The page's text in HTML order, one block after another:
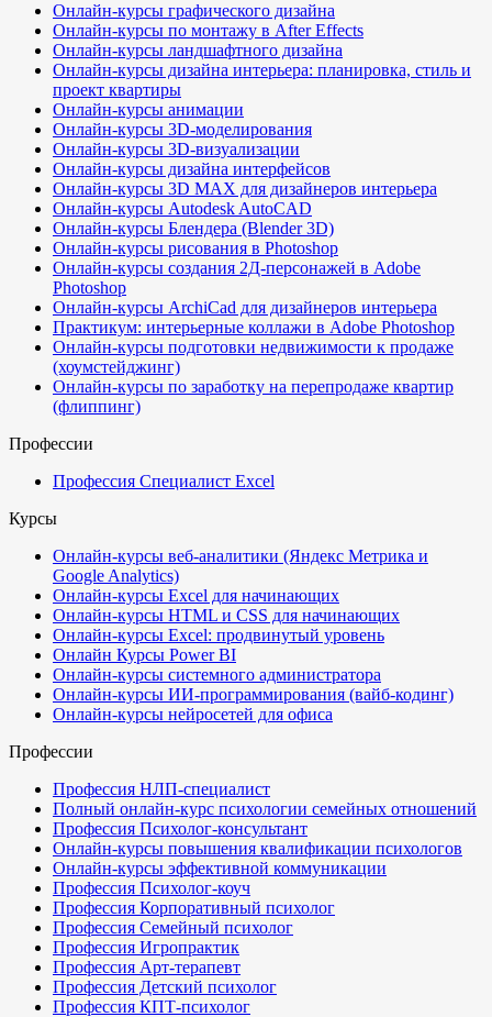
Онлайн-курсы графического дизайна
Онлайн-курсы по монтажу в After Effects
Онлайн-курсы ландшафтного дизайна
Онлайн-курсы дизайна интерьера: планировка, стиль и
проект квартиры
Онлайн-курсы анимации
Онлайн-курсы 3D-моделирования
Онлайн-курсы 3D-визуализации
Онлайн-курсы дизайна интерфейсов
Онлайн-курсы 3D MAX для дизайнеров интерьера
Онлайн-курсы Autodesk AutoCAD
Онлайн-курсы Блендера (Blender 3D)
Онлайн-курсы рисования в Photoshop
Онлайн-курсы создания 2Д-персонажей в Adobe
Photoshop
Онлайн-курсы ArchiCad для дизайнеров интерьера
Практикум: интерьерные коллажи в Adobe Photoshop
Онлайн-курсы подготовки недвижимости к продаже
(хоумстейджинг)
Онлайн-курсы по заработку на перепродаже квартир
(флиппинг)
Профессии
Профессия Специалист Excel
Курсы
Онлайн-курсы веб-аналитики (Яндекс Метрика и
Google Analytics)
Онлайн-курсы Excel для начинающих
Онлайн-курсы HTML и CSS для начинающих
Онлайн-курсы Excel: продвинутый уровень
Онлайн Курсы Power BI
Онлайн-курсы системного администратора
Онлайн-курсы ИИ-программирования (вайб-кодинг)
Онлайн-курсы нейросетей для офиса
Профессии
Профессия НЛП-специалист
Полный онлайн-курс психологии семейных отношений
Профессия Психолог-консультант
Онлайн-курсы повышения квалификации психологов
Онлайн-курсы эффективной коммуникации
Профессия Психолог-коуч
Профессия Корпоративный психолог
Профессия Семейный психолог
Профессия Игропрактик
Профессия Арт-терапевт
Профессия Детский психолог
Профессия КПТ-психолог